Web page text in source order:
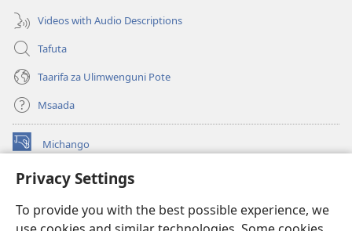
Privacy Settings
To provide you with the best possible experience, we
Videos with Audio Descriptions
Tafuta
Taarifa za Ulimwenguni Pote
Msaada
Michango
(opens
window)Watchtower MAKTABA KWENYE MTANDAO™
new
window)JW Hub ®